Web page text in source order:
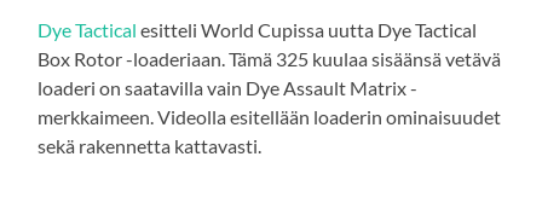
Dye Tactical esitteli World Cupissa uutta Dye Tactical
Box Rotor -loaderiaan. Tämä 325 kuulaa sisäänsä vetävä
loaderi on saatavilla vain Dye Assault Matrix -
merkkaimeen. Videolla esitellään loaderin ominaisuudet
sekä rakennetta kattavasti.